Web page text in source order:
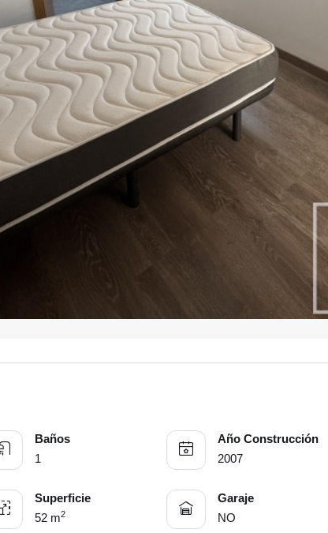
Baños
1
Año Construcción
2007
Superficie
52 m2
Garaje
NO